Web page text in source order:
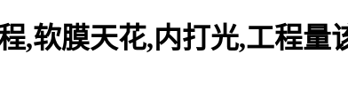
,软膜天花,内打光,工程量